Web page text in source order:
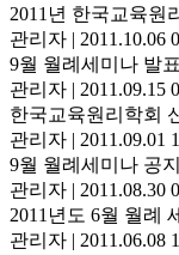
2011년 한국교육원
관리자 | 2011.10.06
9월 월례세미나 발
관리자 | 2011.09.15
한국교육원리학회
관리자 | 2011.09.01
9월 월례세미나 공지
관리자 | 2011.08.30
2011년도 6월 월례
관리자 | 2011.06.08